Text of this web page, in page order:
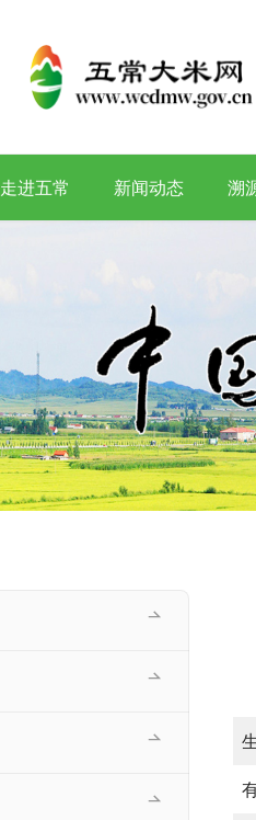
走进五常 新闻动态 溯